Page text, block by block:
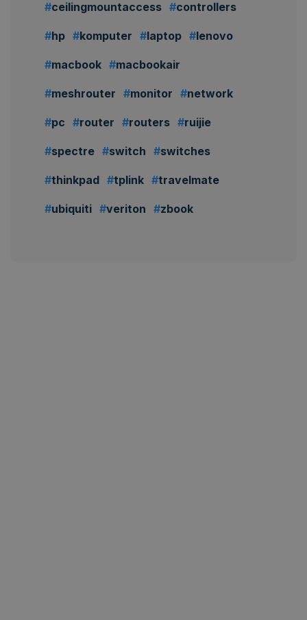
ceilingmountaccess controllers
hp komputer laptop lenovo
macbook macbookair
meshrouter monitor network
pc router routers ruijie
spectre switch switches
thinkpad tplink travelmate
ubiquiti veriton zbook